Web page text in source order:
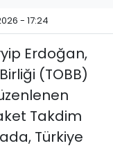
- 17:24
Erdoğan,
(TOBB)
Takdim
Türkiye